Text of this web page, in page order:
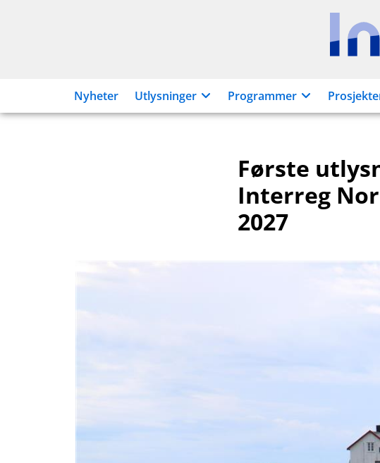
Nyheter Utlysninger Programmer
Første
Interreg
2027